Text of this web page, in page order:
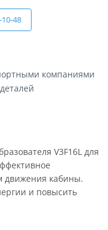
48
компаниями
V3F16L для
движения кабины.
и повысить